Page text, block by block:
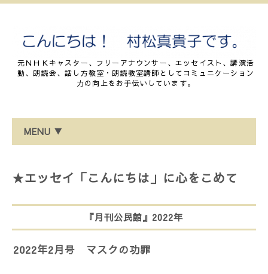
元ＮＨＫキャスター、フリーアナウンサー、エッセイスト、講演活
動、朗読会、話し方教室・朗読教室講師としてコミュニケーション
力の向上をお手伝いしています。
MENU ▼
★エッセイ「こんにちは」に心をこめて
『月刊公民館』2022年
2022年2月号 マスクの功罪